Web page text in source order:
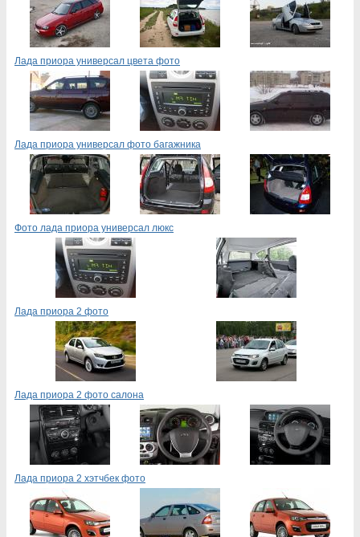
Лада приора универсал цвета фото
Лада приора универсал фото багажника
Фото лада приора универсал люкс
Лада приора 2 фото
Лада приора 2 фото салона
Лада приора 2 хэтчбек фото